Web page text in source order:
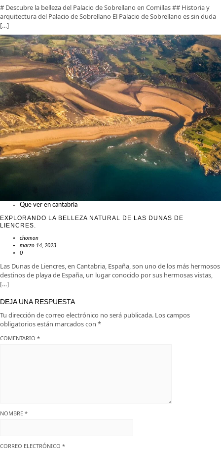
# Descubre la belleza del Palacio de Sobrellano en Comillas ## Historia y
arquitectura del Palacio de Sobrellano El Palacio de Sobrellano es sin duda
[…]
Que ver en cantabria
EXPLORANDO LA BELLEZA NATURAL DE LAS DUNAS DE
LIENCRES.
chomon
marzo 14, 2023
0
Las Dunas de Liencres, en Cantabria, España, son uno de los más hermosos
destinos de playa de España, un lugar conocido por sus hermosas vistas,
[…]
DEJA UNA RESPUESTA
Tu dirección de correo electrónico no será publicada. Los campos
obligatorios están marcados con *
COMENTARIO *
NOMBRE *
CORREO ELECTRÓNICO *